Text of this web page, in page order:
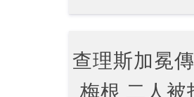
查理斯加冕
梅根 二人被